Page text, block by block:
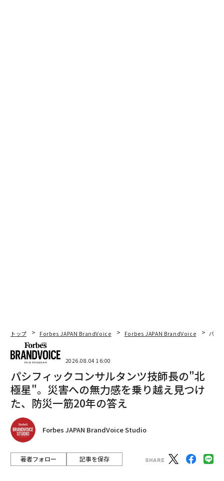
トップ Forbes JAPAN BrandVoice Forbes JAPAN BrandVoice パシ
2026.08.04 16:00
パシフィックコンサルタンツ技師長の"北
極星"。災害への無力感を乗り越え見つけ
た、防災一筋20年の答え
Forbes JAPAN BrandVoice Studio
著者フォロー 記事を保存